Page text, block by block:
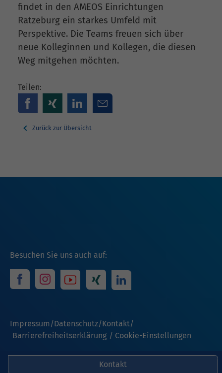
Kontakt
findet in den AMEOS Einrichtungen
Ratzeburg ein starkes Umfeld mit
Perspektive. Die Teams freuen sich über
neue Kolleginnen und Kollegen, die diesen
Weg mitgehen möchten.
Teilen:
Zurück zur Übersicht
Besuchen Sie uns auch auf:
Impressum Datenschutz Kontakt
Barrierefreiheitserklärung
Cookie-Einstellungen